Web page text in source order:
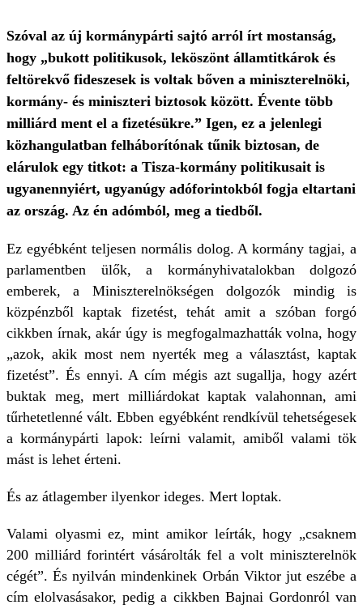
Szóval az új kormánypárti sajtó arról írt mostanság,
hogy „bukott politikusok, leköszönt államtitkárok és
feltörekvő fideszesek is voltak bőven a miniszterelnöki,
kormány- és miniszteri biztosok között. Évente több
milliárd ment el a fizetésükre.” Igen, ez a jelenlegi
közhangulatban felháborítónak tűnik biztosan, de
elárulok egy titkot: a Tisza-kormány politikusait is
ugyanennyiért, ugyanúgy adóforintokból fogja eltartani
az ország. Az én adómból, meg a tiedből.
Ez egyébként teljesen normális dolog. A kormány tagjai, a
parlamentben ülők, a kormányhivatalokban dolgozó
emberek, a Miniszterelnökségen dolgozók mindig is
közpénzből kaptak fizetést, tehát amit a szóban forgó
cikkben írnak, akár úgy is megfogalmazhatták volna, hogy
„azok, akik most nem nyerték meg a választást, kaptak
fizetést”. És ennyi. A cím mégis azt sugallja, hogy azért
buktak meg, mert milliárdokat kaptak valahonnan, ami
tűrhetetlenné vált. Ebben egyébként rendkívül tehetségesek
a kormánypárti lapok: leírni valamit, amiből valami tök
mást is lehet érteni.
És az átlagember ilyenkor ideges. Mert loptak.
Valami olyasmi ez, mint amikor leírták, hogy „csaknem
200 milliárd forintért vásárolták fel a volt miniszterelnök
cégét”. És nyilván mindenkinek Orbán Viktor jut eszébe a
cím elolvasásakor, pedig a cikkben Bajnai Gordonról van